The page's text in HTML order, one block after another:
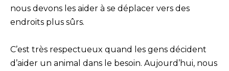
nous devons les aider à se déplacer vers des
endroits plus sûrs.
C’est très respectueux quand les gens décident
d’aider un animal dans le besoin. Aujourd’hui, nous